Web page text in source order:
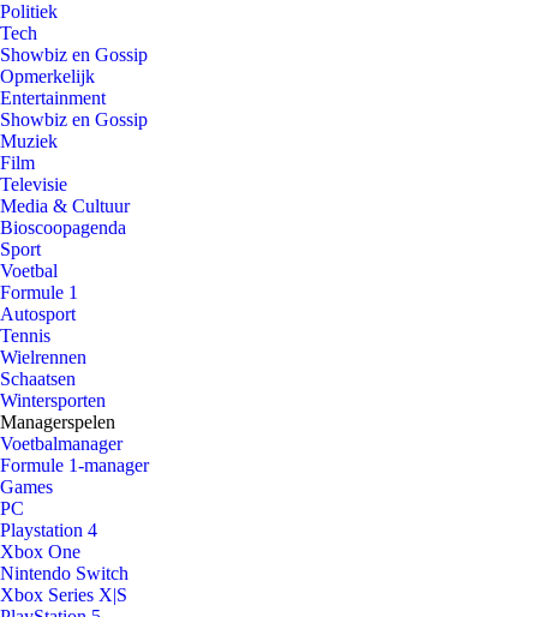
Politiek
Tech
Showbiz en Gossip
Opmerkelijk
Entertainment
Showbiz en Gossip
Muziek
Film
Televisie
Media & Cultuur
Bioscoopagenda
Sport
Voetbal
Formule 1
Autosport
Tennis
Wielrennen
Schaatsen
Wintersporten
Managerspelen
Voetbalmanager
Formule 1-manager
Games
PC
Playstation 4
Xbox One
Nintendo Switch
Xbox Series X|S